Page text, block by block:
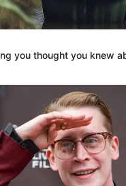
you thought you knew